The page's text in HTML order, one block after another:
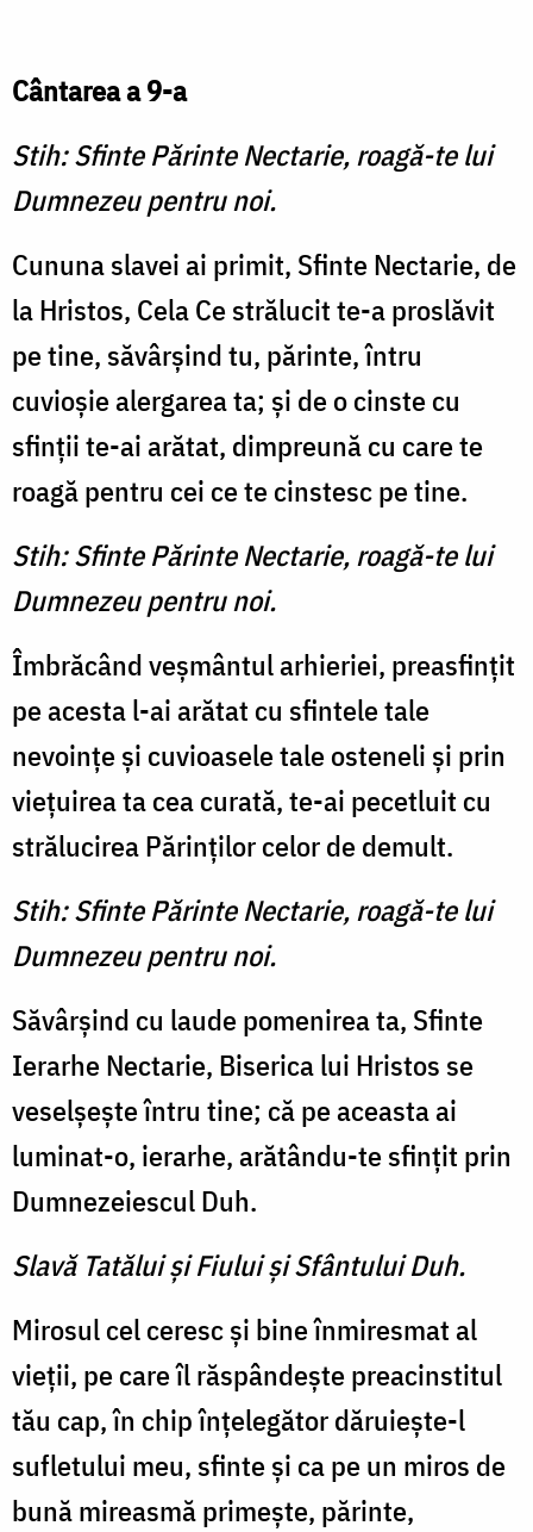
Cântarea a 9-a
Stih: Sfinte Părinte Nectarie, roagă-te lui
Dumnezeu pentru noi.
Cununa slavei ai primit, Sfinte Nectarie, de
la Hristos, Cela Ce strălucit te-a proslăvit
pe tine, săvârşind tu, părinte, întru
cuvioşie alergarea ta; şi de o cinste cu
sfinţii te-ai arătat, dimpreună cu care te
roagă pentru cei ce te cinstesc pe tine.
Stih: Sfinte Părinte Nectarie, roagă-te lui
Dumnezeu pentru noi.
Îmbrăcând veşmântul arhieriei, preasfinţit
pe acesta l-ai arătat cu sfintele tale
nevoinţe şi cuvioasele tale osteneli şi prin
vieţuirea ta cea curată, te-ai pecetluit cu
strălucirea Părinţilor celor de demult.
Stih: Sfinte Părinte Nectarie, roagă-te lui
Dumnezeu pentru noi.
Săvârşind cu laude pomenirea ta, Sfinte
Ierarhe Nectarie, Biserica lui Hristos se
veselşeşte întru tine; că pe aceasta ai
luminat-o, ierarhe, arătându-te sfinţit prin
Dumnezeiescul Duh.
Slavă Tatălui şi Fiului şi Sfântului Duh.
Mirosul cel ceresc şi bine înmiresmat al
vieţii, pe care îl răspândeşte preacinstitul
tău cap, în chip înţelegător dăruieşte-l
sufletului meu, sfinte şi ca pe un miros de
bună mireasmă primeşte, părinte,